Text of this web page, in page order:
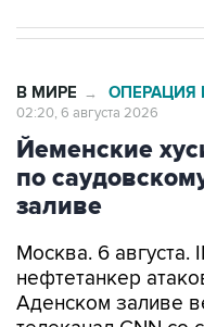
В МИРЕ → ОПЕРАЦИЯ
02:20, 6 августа 2026
Йеменские
по
заливе
Москва. 6 августа.
нефтетанкер
Аденском заливе